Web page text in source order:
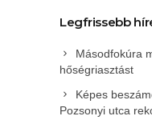
Legfrissebb
Másodfokúra
hőségriasztást
Képes
Pozsonyi utca